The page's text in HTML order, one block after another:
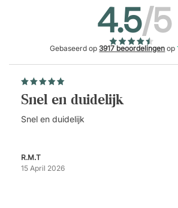
4.5/5
Gebaseerd op3917 beoordelingen op
Snel en duidelijk
Snel en duidelijk
R.M.T
15 April 2026